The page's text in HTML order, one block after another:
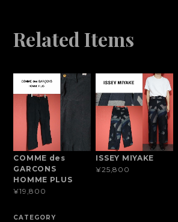
Related Items
COMME des
GARCONS
HOMME PLUS
¥19,800
ISSEY MIYAKE
¥25,800
CATEGORY